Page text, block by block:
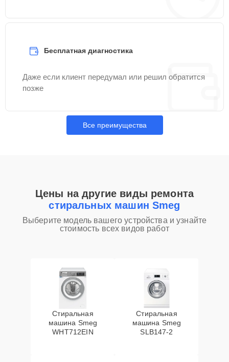
Бесплатная диагностика
Даже если клиент передумал или решил обратится
позже
Все преимущества
Цены на другие виды ремонта
стиральных машин Smeg
Выберите модель вашего устройства и узнайте
стоимость всех видов работ
Стиральная
машина Smeg
WHT712EIN
Стиральная
машина Smeg
SLB147-2